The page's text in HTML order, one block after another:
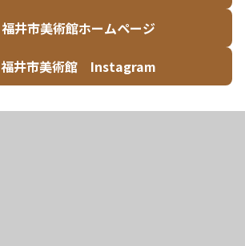
福井市美術館ホームページ
福井市美術館 Instagram